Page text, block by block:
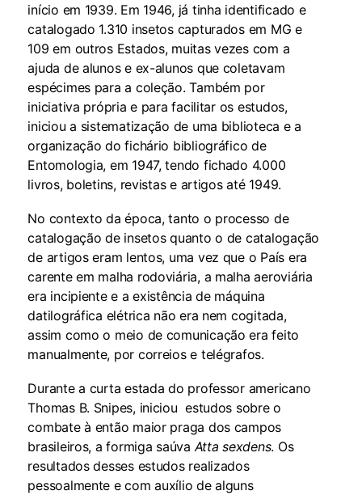
início em 1939. Em 1946, já tinha identificado e
catalogado 1.310 insetos capturados em MG e
109 em outros Estados, muitas vezes com a
ajuda de alunos e ex-alunos que coletavam
espécimes para a coleção. Também por
iniciativa própria e para facilitar os estudos,
iniciou a sistematização de uma biblioteca e a
organização do fichário bibliográfico de
Entomologia, em 1947, tendo fichado 4.000
livros, boletins, revistas e artigos até 1949.
No contexto da época, tanto o processo de
catalogação de insetos quanto o de catalogação
de artigos eram lentos, uma vez que o País era
carente em malha rodoviária, a malha aeroviária
era incipiente e a existência de máquina
datilográfica elétrica não era nem cogitada,
assim como o meio de comunicação era feito
manualmente, por correios e telégrafos.
Durante a curta estada do professor americano
Thomas B. Snipes, iniciou estudos sobre o
combate à então maior praga dos campos
brasileiros, a formiga saúva Atta sexdens. Os
resultados desses estudos realizados
pessoalmente e com auxílio de alguns